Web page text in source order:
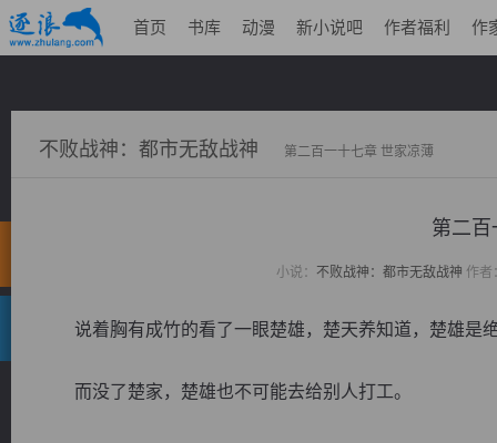
首页 书库 动漫 新小说吧 作者福利 作
不败战神：都市无敌战神 第二百一十七章 世家凉薄
第二百
小说： 不败战神：都市无敌战神 作者
说着胸有成竹的看了一眼楚雄，楚天养知道，楚雄是
而没了楚家，楚雄也不可能去给别人打工。